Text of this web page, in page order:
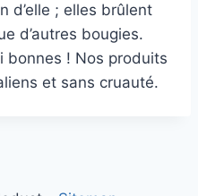
d’elle ; elles brûlent
d’autres bougies.
bonnes ! Nos produits
et sans cruauté.